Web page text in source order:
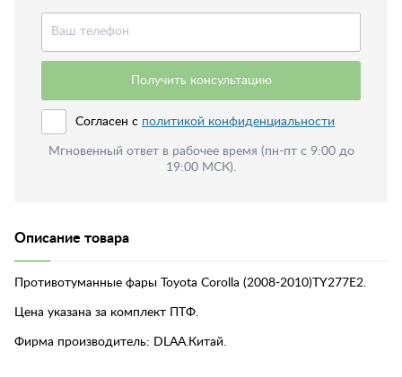
Получить консультацию
Согласен с политикой конфиденциальности
Мгновенный ответ в рабочее время (пн-пт с 9:00 до
19:00 МСК).
Описание товара
Противотуманные фары Toyota Corolla (2008-2010)TY277E2.
Цена указана за комплект ПТФ.
Фирма производитель: DLAA.Китай.